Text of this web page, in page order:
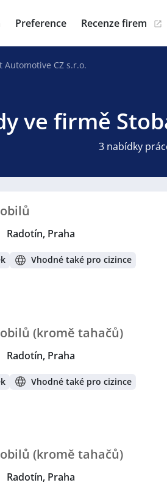
Preference Recenze firem
Automotive CZ s.r.o.
ve firmě
3 nabídky
Radotín, Praha
Vhodné také pro cizince
(kromě tahačů)
Radotín, Praha
Vhodné také pro cizince
(kromě tahačů)
Radotín, Praha